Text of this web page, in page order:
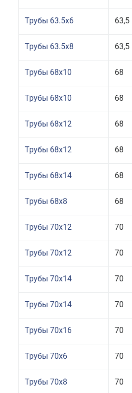
Трубы 63.5x6 63,5
Трубы 63.5x8 63,5
Трубы 68x10 68
Трубы 68x10 68
Трубы 68x12 68
Трубы 68x12 68
Трубы 68x14 68
Трубы 68x8 68
Трубы 70x12 70
Трубы 70x12 70
Трубы 70x14 70
Трубы 70x14 70
Трубы 70x16 70
Трубы 70x6 70
Трубы 70x8 70